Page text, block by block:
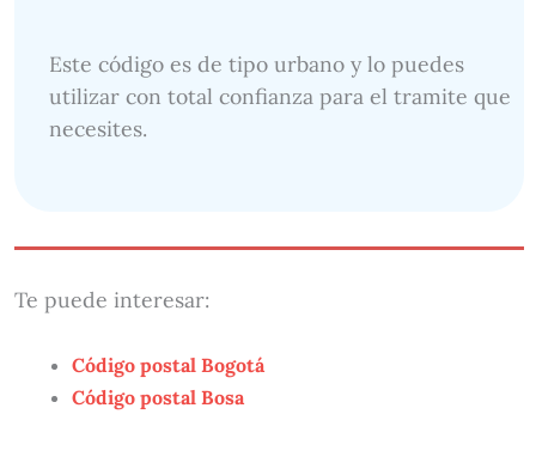
Este código es de tipo urbano y lo puedes
utilizar con total confianza para el tramite que
necesites.
Te puede interesar:
Código postal Bogotá
Código postal Bosa